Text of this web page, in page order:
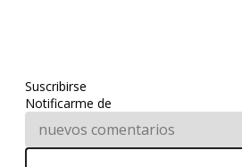
Suscribirse
Notificarme de